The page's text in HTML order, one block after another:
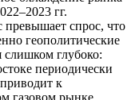
гг.
превышает спрос, что
геополитические
слишком глубоко:
периодически
к